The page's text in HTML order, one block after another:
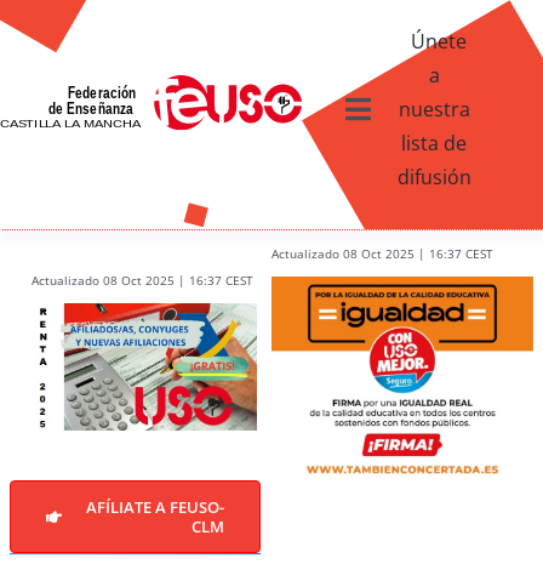
Skip
content
Toggle
Navigation
Contacto
Únete
a
nuestra
lista de
difusión
Actualizado 08 Oct 2025 | 16:37 CEST
Actualizado 08 Oct 2025 | 16:37 CEST
AFÍLIATE A FEUSO-
CLM